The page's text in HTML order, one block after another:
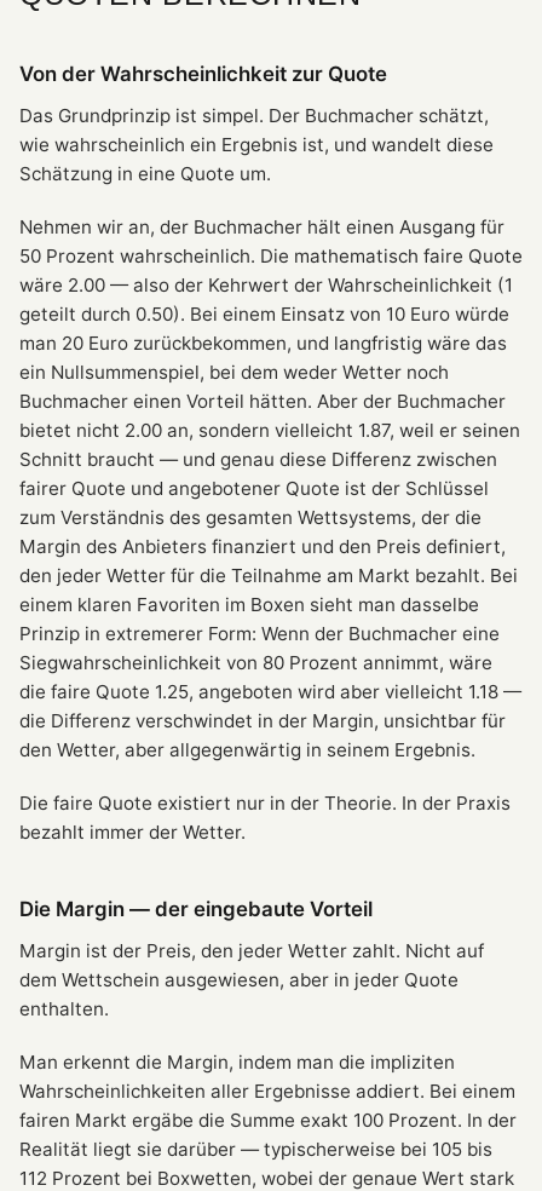
Von der Wahrscheinlichkeit zur Quote
Das Grundprinzip ist simpel. Der Buchmacher schätzt,
wie wahrscheinlich ein Ergebnis ist, und wandelt diese
Schätzung in eine Quote um.
Nehmen wir an, der Buchmacher hält einen Ausgang für
50 Prozent wahrscheinlich. Die mathematisch faire Quote
wäre 2.00 — also der Kehrwert der Wahrscheinlichkeit (1
geteilt durch 0.50). Bei einem Einsatz von 10 Euro würde
man 20 Euro zurückbekommen, und langfristig wäre das
ein Nullsummenspiel, bei dem weder Wetter noch
Buchmacher einen Vorteil hätten. Aber der Buchmacher
bietet nicht 2.00 an, sondern vielleicht 1.87, weil er seinen
Schnitt braucht — und genau diese Differenz zwischen
fairer Quote und angebotener Quote ist der Schlüssel
zum Verständnis des gesamten Wettsystems, der die
Margin des Anbieters finanziert und den Preis definiert,
den jeder Wetter für die Teilnahme am Markt bezahlt. Bei
einem klaren Favoriten im Boxen sieht man dasselbe
Prinzip in extremerer Form: Wenn der Buchmacher eine
Siegwahrscheinlichkeit von 80 Prozent annimmt, wäre
die faire Quote 1.25, angeboten wird aber vielleicht 1.18 —
die Differenz verschwindet in der Margin, unsichtbar für
den Wetter, aber allgegenwärtig in seinem Ergebnis.
Die faire Quote existiert nur in der Theorie. In der Praxis
bezahlt immer der Wetter.
Die Margin — der eingebaute Vorteil
Margin ist der Preis, den jeder Wetter zahlt. Nicht auf
dem Wettschein ausgewiesen, aber in jeder Quote
enthalten.
Man erkennt die Margin, indem man die impliziten
Wahrscheinlichkeiten aller Ergebnisse addiert. Bei einem
fairen Markt ergäbe die Summe exakt 100 Prozent. In der
Realität liegt sie darüber — typischerweise bei 105 bis
112 Prozent bei Boxwetten, wobei der genaue Wert stark